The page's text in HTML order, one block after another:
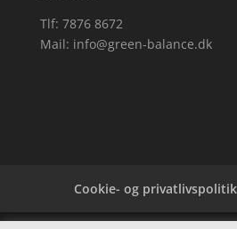
Tlf: 7876 8672
Mail: info@green-balance.dk
Cookie- og privatlivspolitik